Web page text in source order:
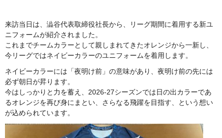
来訪当日は、澁谷代表取締役社長から、リーグ期間に着用する新ユ
ニフォームが紹介されました。
これまでチームカラーとして親しまれてきたオレンジから一新し、
今リーグではネイビーカラーのユニフォームを着用します。
ネイビーカラーには「夜明け前」の意味があり、夜明け前の先には
必ず朝日が昇ります。
今はしっかりと力を蓄え、2026-27シーズンでは日の出カラーであ
るオレンジを再び身にまとい、さらなる飛躍を目指す、という想い
が込められています。